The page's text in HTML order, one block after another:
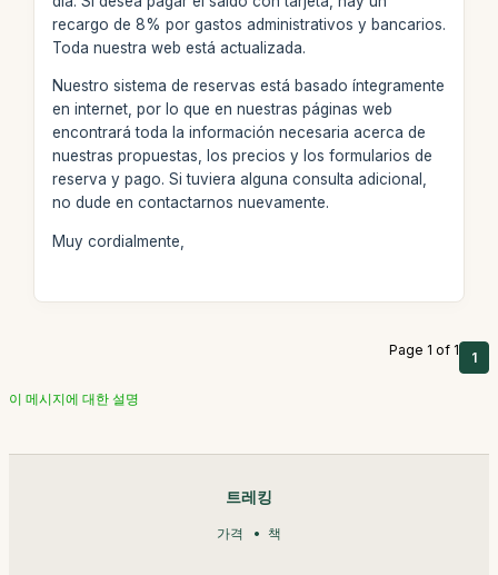
recargo de 8% por gastos administrativos y bancarios.
Toda nuestra web está actualizada.
Nuestro sistema de reservas está basado íntegramente
en internet, por lo que en nuestras páginas web
encontrará toda la información necesaria acerca de
nuestras propuestas, los precios y los formularios de
reserva y pago. Si tuviera alguna consulta adicional,
no dude en contactarnos nuevamente.
Muy cordialmente,
Page 1 of 1 1
이 메시지에 대한 설명
트레킹
가격 책